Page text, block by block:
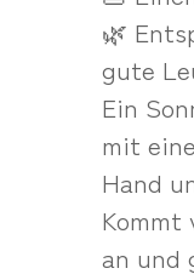
🌿
gute
Ein
mit
Hand
an und